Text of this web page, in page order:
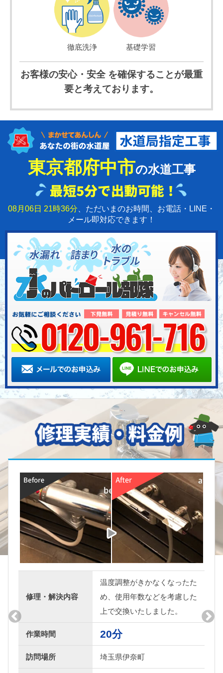
徹底洗浄 基礎学習
お客様の安心・安全 を確保することが最重
要と考えております。
東京都府中市の水道工事
08月06日 21時36分 、ただいまのお時間、お電話・LINE・
メール即対応できます！
修理・解決内容
水漏れをしていたので元栓を
しめて、ご相談の上、交換い
たしました。
作業時間 20分
訪問場所 埼玉県東松山市